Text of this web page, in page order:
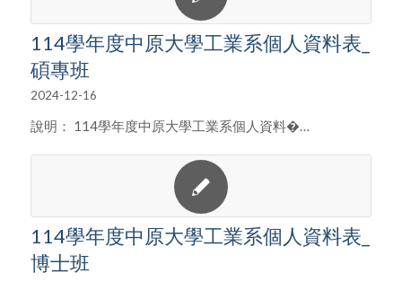
114學年度中原大學工業系個人資料表_
碩專班
2024-12-16
說明： 114學年度中原大學工業系個人資料�…
114學年度中原大學工業系個人資料表_
博士班